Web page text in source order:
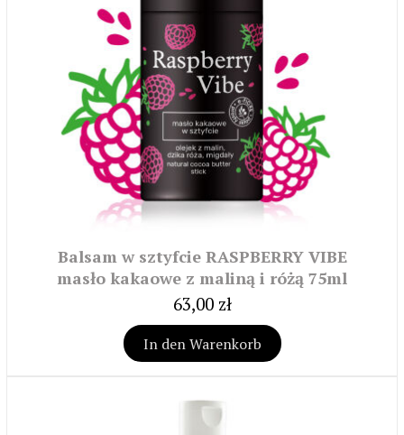
Balsam w sztyfcie RASPBERRY VIBE
masło kakaowe z maliną i różą 75ml
63,00 zł
In den Warenkorb